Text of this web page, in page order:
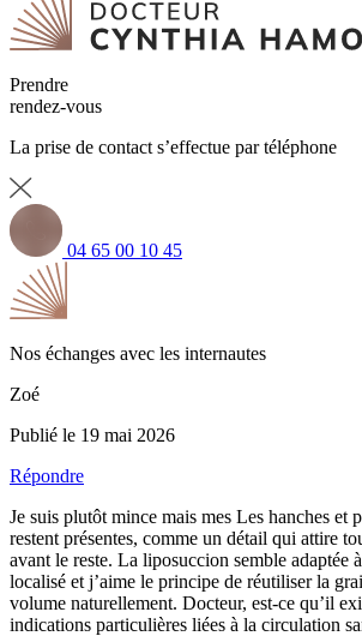
Prendre
rendez-vous
La prise de contact s’effectue par téléphone
04 65 00 10 45
Nos échanges avec les internautes
Zoé
Publié le 19 mai 2026
Répondre
Je suis plutôt mince mais mes Les hanches et
restent présentes, comme un détail qui attire
avant le reste. La liposuccion semble adaptée
localisé et j’aime le principe de réutiliser la
volume naturellement. Docteur, est-ce qu’il
indications particulières liées à la circulation